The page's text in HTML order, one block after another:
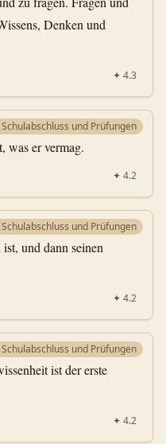
Denken und
✦ 4.3
und Prüfungen
was er vermag.
✦ 4.2
und Prüfungen
und dann seinen
✦ 4.2
und Prüfungen
ist der erste
✦ 4.2